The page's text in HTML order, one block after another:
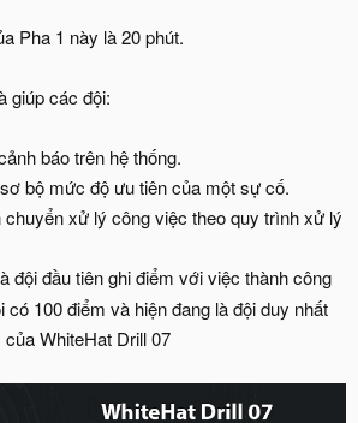
Pha 1 này là 20 phút.
giúp các đội:
báo trên hệ thống.
bộ mức độ ưu tiên của một sự cố.
xử lý công việc theo quy trình xử lý
đội đầu tiên ghi điểm với việc thành công
có 100 điểm và hiện đang là đội duy nhất
WhiteHat Drill 07